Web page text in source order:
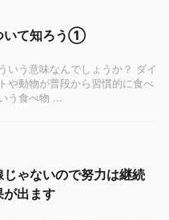
いて知ろう①
いう意味なんでしょうか？ ダイ
や動物が普段から習慣的に食べ
う食べ物 ...
ゃないので努力は継続
が出ます